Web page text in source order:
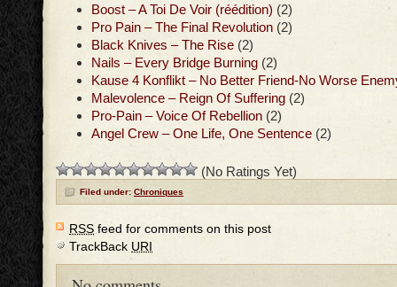
Boost – A Toi De Voir (réédition) (2)
Pro Pain – The Final Revolution (2)
Black Knives – The Rise (2)
Nails – Every Bridge Burning (2)
Kause 4 Konflikt – No Better Friend-No Worse
Malevolence – Reign Of Suffering (2)
Pro-Pain – Voice Of Rebellion (2)
Angel Crew – One Life, One Sentence (2)
(No Ratings Yet)
Filed under: Chroniques
RSS feed for comments on this post
TrackBack URI